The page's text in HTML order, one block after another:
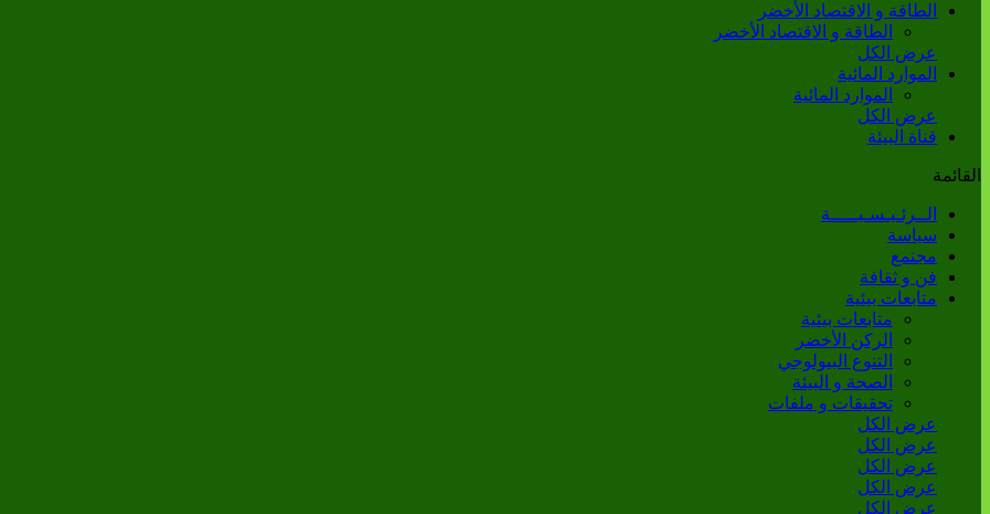
الطاقة و الاقتصاد الأخضر
الطاقة و الاقتصاد الأخضر
عرض الكل
الموارد المائية
الموارد المائية
عرض الكل
قناة البيئة
القائمة
الــرئـيـسـيـــــة
سياسة
مجتمع
فن و ثقافة
متابعات بيئية
متابعات بيئية
الركن الأخضر
التنوع البيولوجي
الصحة و البيئة
تحقيقات و ملفات
عرض الكل
عرض الكل
عرض الكل
عرض الكل
عرض الكل